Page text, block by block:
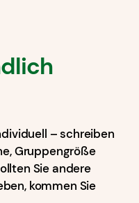
– schreiben
Gruppengröße
Sie andere
kommen Sie